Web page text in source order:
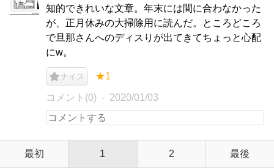
知的できれいな文章。年末には間に合わなかった
が、正月休みの大掃除用に読んだ。ところどころ
で旦那さんへのディスりが出てきてちょっと心配
にw。
ナイス ★1
コメント(0) 2020/01/03
最初 1 2 最後